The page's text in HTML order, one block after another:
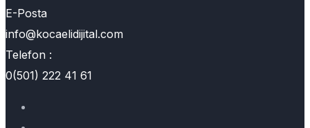
E-Posta
info@kocaelidijital.com
Telefon :
0(501) 222 41 61